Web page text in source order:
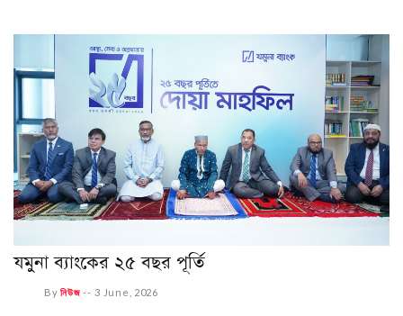
যমুনা ব্যাংকের ২৫ বছর পূর্তি
Byনিউজ -- 3 June, 2026